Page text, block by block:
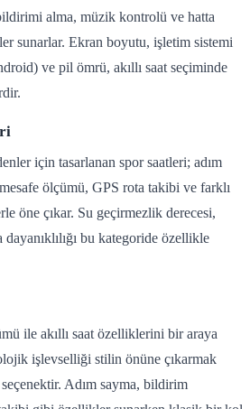
alma, müzik kontrolü ve hatta
sunarlar. Ekran boyutu, işletim sistemi
ve pil ömrü, akıllı saat seçiminde
için tasarlanan spor saatleri; adım
ölçümü, GPS rota takibi ve farklı
öne çıkar. Su geçirmezlik derecesi,
bu kategoride özellikle
ile akıllı saat özelliklerini bir araya
işlevselliği stilin önüne çıkarmak
Adım sayma, bildirim